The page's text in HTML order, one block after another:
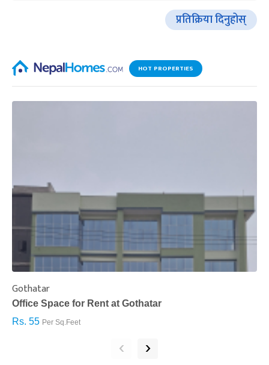
प्रतिक्रिया दिनुहोस्
HOT PROPERTIES
Gothatar
Office Space for Rent at Gothatar
Rs. 55 Per Sq.Feet
‹ ›